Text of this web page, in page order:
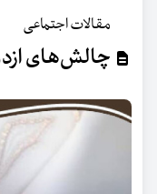
مقالات اجتماعی
چالش‌های